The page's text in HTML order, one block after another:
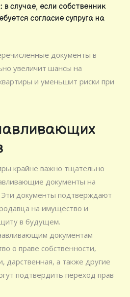
в случае, если собственник
согласие супруга на
документы в
увеличит шансы на
и уменьшит риски при
крайне важно тщательно
документы на
документы подтверждают
на имущество и
в будущем.
документам
о праве собственности,
дарственная, а также другие
подтвердить переход прав